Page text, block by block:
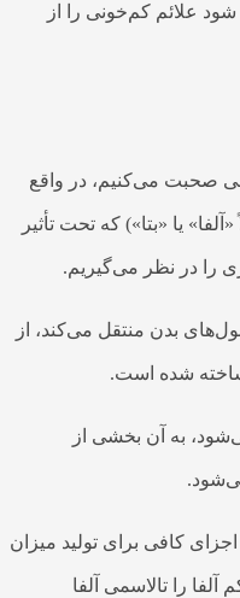
علائم کم‌خونی را از
صحبت می‌کنیم، در واقع
یا «بتا») که تحت تأثیر
را در نظر می‌گیریم.
بدن منتقل می‌کند، از
ساخته شده است.
به آن بخشی از
کافی برای تولید میزان
آلفا را تالاسمی آلفا